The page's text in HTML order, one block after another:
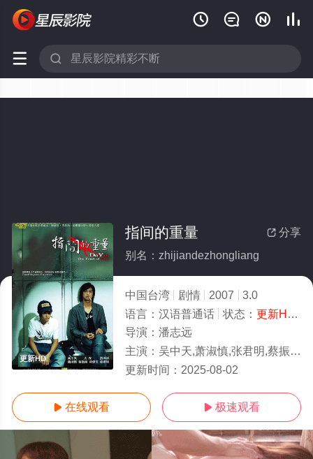
   
 
更新HD
 分享
指间的重量
别名：zhijiandezhongliang
中国台湾 剧情 2007
3.0
语言： 汉语普通话 状态： 更新HD
-
导演： 潘志远
主演： 吴中天,萧淑慎,张君明,蔡振南,陈慕义,张洋洋
更新时间： 2025-08-02
 在线观看  极速观看